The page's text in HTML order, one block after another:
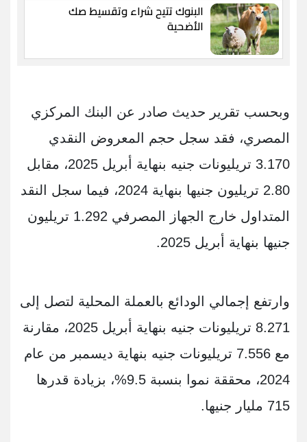
البنوك تتيح شراء وتقسيط صك
الأضحية
وبحسب تقرير حديث صادر عن البنك المركزي
المصري، فقد سجل حجم المعروض النقدي
3.170 تريليونات جنيه بنهاية أبريل 2025، مقابل
2.80 تريليون جنيها بنهاية 2024، فيما سجل النقد
المتداول خارج الجهاز المصرفي 1.292 تريليون
جنيها بنهاية أبريل 2025.
وارتفع إجمالي الودائع بالعملة المحلية لتصل إلى
8.271 تريليونات جنيه بنهاية أبريل 2025، مقارنة
مع 7.556 تريليونات جنيه بنهاية ديسمبر من عام
2024، محققة نموا بنسبة 9.5%، بزيادة قدرها
715 مليار جنيها.